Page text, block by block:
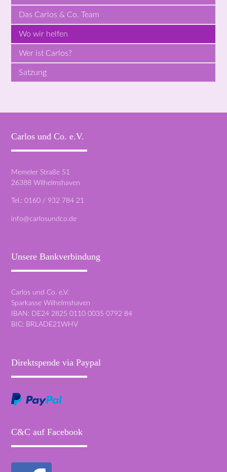
Das Carlos & Co. Team
Wo wir helfen
Wer ist Carlos?
Satzung
Carlos und Co. e.V.
Memeler Straße 51
26388 Wilhelmshaven
Tel.: 0160 / 932 784 21
info@carlosundco.de
Unsere Bankverbindung
Carlos und Co. e.V.
Sparkasse Wilhelmshaven
IBAN: DE24 2825 0110 0035 0792 84
BIC: BRLADE21WHV
Direktspende via Paypal
C&C auf Facebook